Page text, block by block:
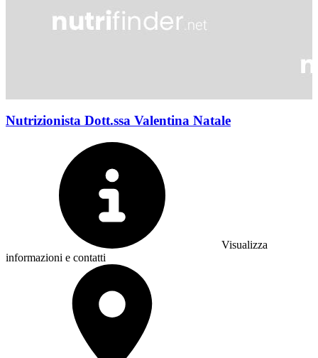
Nutrizionista Dott.ssa Valentina Natale
Visualizza
informazioni e contatti